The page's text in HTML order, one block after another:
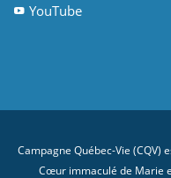
YouTube
Campagne Québec-Vie (CQV)
Cœur immaculé de Marie